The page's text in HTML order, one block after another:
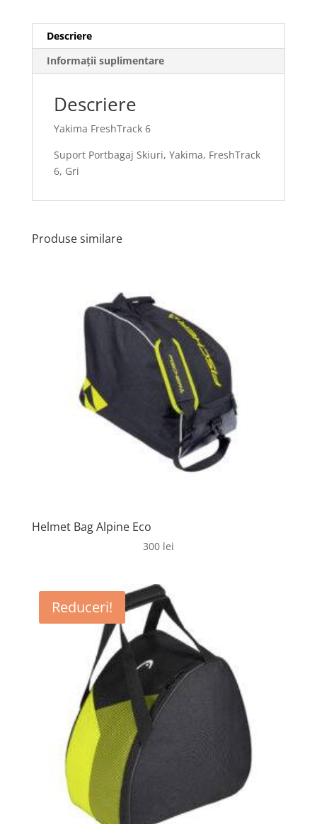
Descriere
Informații suplimentare
Descriere
Yakima FreshTrack 6
Suport Portbagaj Skiuri, Yakima, FreshTrack
6, Gri
Produse similare
Helmet Bag Alpine Eco
300 lei
Reduceri!